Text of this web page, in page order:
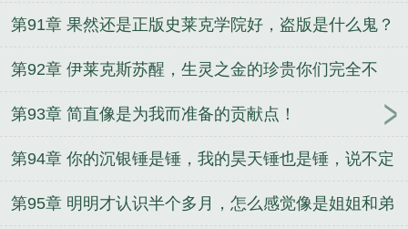
第91章 果然还是正版史莱克学院好，盗版是什么鬼？
第92章 伊莱克斯苏醒，生灵之金的珍贵你们完全不
懂！
第93章 简直像是为我而准备的贡献点！
第94章 你的沉银锤是锤，我的昊天锤也是锤，说不定
我很适合锻造呢？
第95章 明明才认识半个多月，怎么感觉像是姐姐和弟